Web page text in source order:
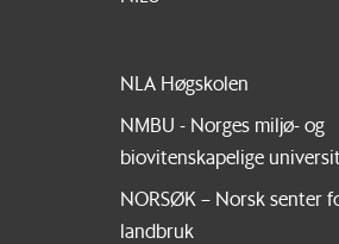
NLA Høgskolen
NMBU - Norges miljø- og
biovitenskapelige
NORSØK – Norsk senter
landbruk